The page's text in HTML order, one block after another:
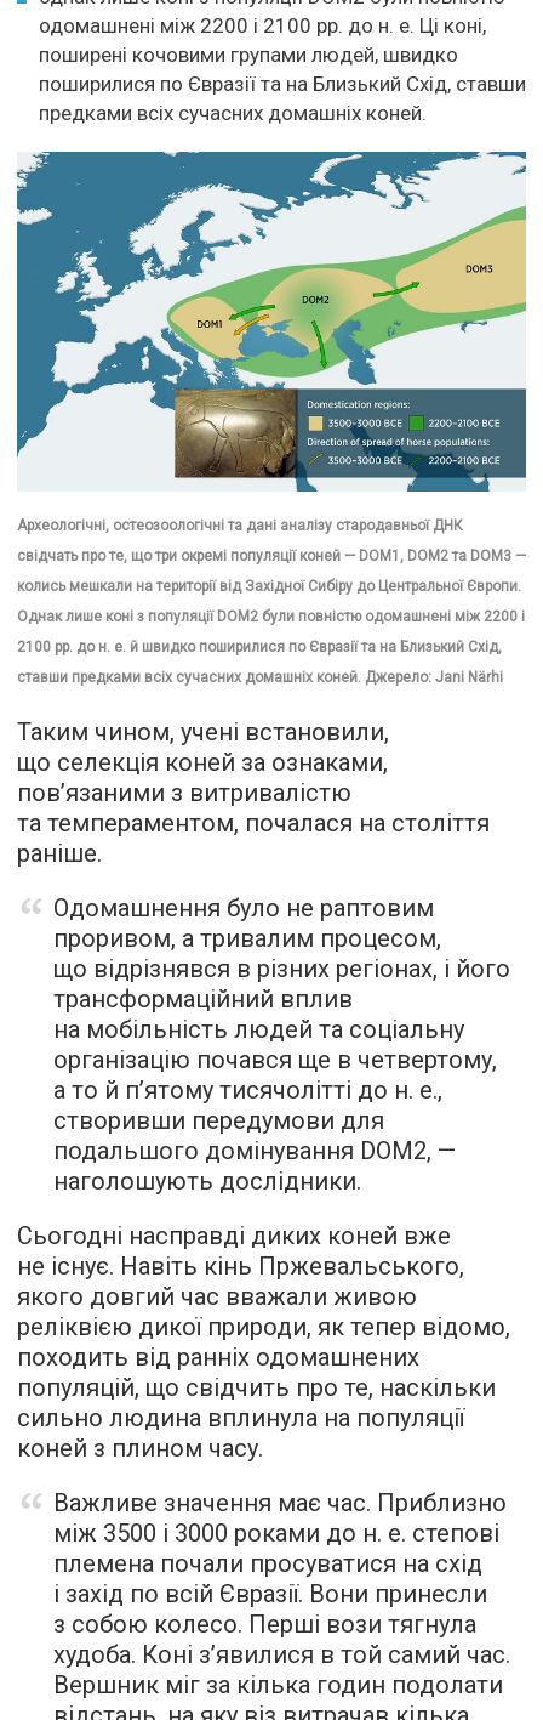
одомашнені між 2200 і 2100 рр. до н. е. Ці коні,
поширені кочовими групами людей, швидко
поширилися по Євразії та на Близький Схід, ставши
предками всіх сучасних домашніх коней.
Археологічні, остеозоологічні та дані аналізу стародавньої ДНК
свідчать про те, що три окремі популяції коней — DOM1, DOM2 та DOM3 —
колись мешкали на території від Західної Сибіру до Центральної Європи.
Однак лише коні з популяції DOM2 були повністю одомашнені між 2200 і
2100 рр. до н. е. й швидко поширилися по Євразії та на Близький Схід,
ставши предками всіх сучасних домашніх коней. Джерело: Jani Närhi
Таким чином, учені встановили,
що селекція коней за ознаками,
пов’язаними з витривалістю
та темпераментом, почалася на століття
раніше.
Одомашнення було не раптовим
проривом, а тривалим процесом,
що відрізнявся в різних регіонах, і його
трансформаційний вплив
на мобільність людей та соціальну
організацію почався ще в четвертому,
а то й п’ятому тисячолітті до н. е.,
створивши передумови для
подальшого домінування DOM2, —
наголошують дослідники.
Сьогодні насправді диких коней вже
не існує. Навіть кінь Пржевальського,
якого довгий час вважали живою
реліквією дикої природи, як тепер відомо,
походить від ранніх одомашнених
популяцій, що свідчить про те, наскільки
сильно людина вплинула на популяції
коней з плином часу.
Важливе значення має час. Приблизно
між 3500 і 3000 роками до н. е. степові
племена почали просуватися на схід
і захід по всій Євразії. Вони принесли
з собою колесо. Перші вози тягнула
худоба. Коні з’явилися в той самий час.
Вершник міг за кілька годин подолати